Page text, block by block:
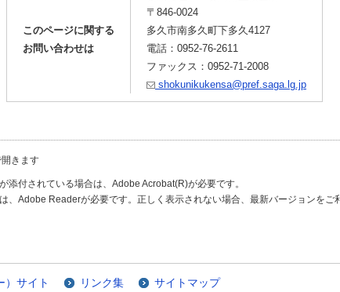
このページに関する
お問い合わせは
〒846-0024
多久市南多久町下多久4127
電話：0952-76-2611
ファックス：0952-71-2008
shokunikukensa@pref.saga.lg.jp
きます
添付されている場合は、Adobe Acrobat(R)が必要です。
、Adobe Readerが必要です。正しく表示されない場合、最新バージョンをご
）サイト リンク集 サイトマップ